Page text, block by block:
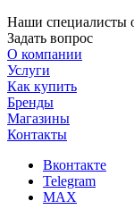
Наши специалисты
Задать вопрос
О компании
Услуги
Как купить
Бренды
Магазины
Контакты
Вконтакте
Telegram
MAX